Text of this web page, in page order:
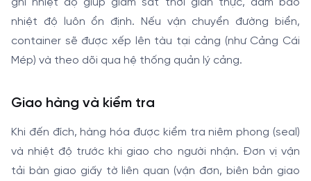
ghi nhiệt độ giúp giám sát thời gian thực, đảm bảo
nhiệt độ luôn ổn định. Nếu vận chuyển đường biển,
container sẽ được xếp lên tàu tại cảng (như Cảng Cái
Mép) và theo dõi qua hệ thống quản lý cảng.
Giao hàng và kiểm tra
Khi đến đích, hàng hóa được kiểm tra niêm phong (seal)
và nhiệt độ trước khi giao cho người nhận. Đơn vị vận
tải bàn giao giấy tờ liên quan (vận đơn, biên bản giao